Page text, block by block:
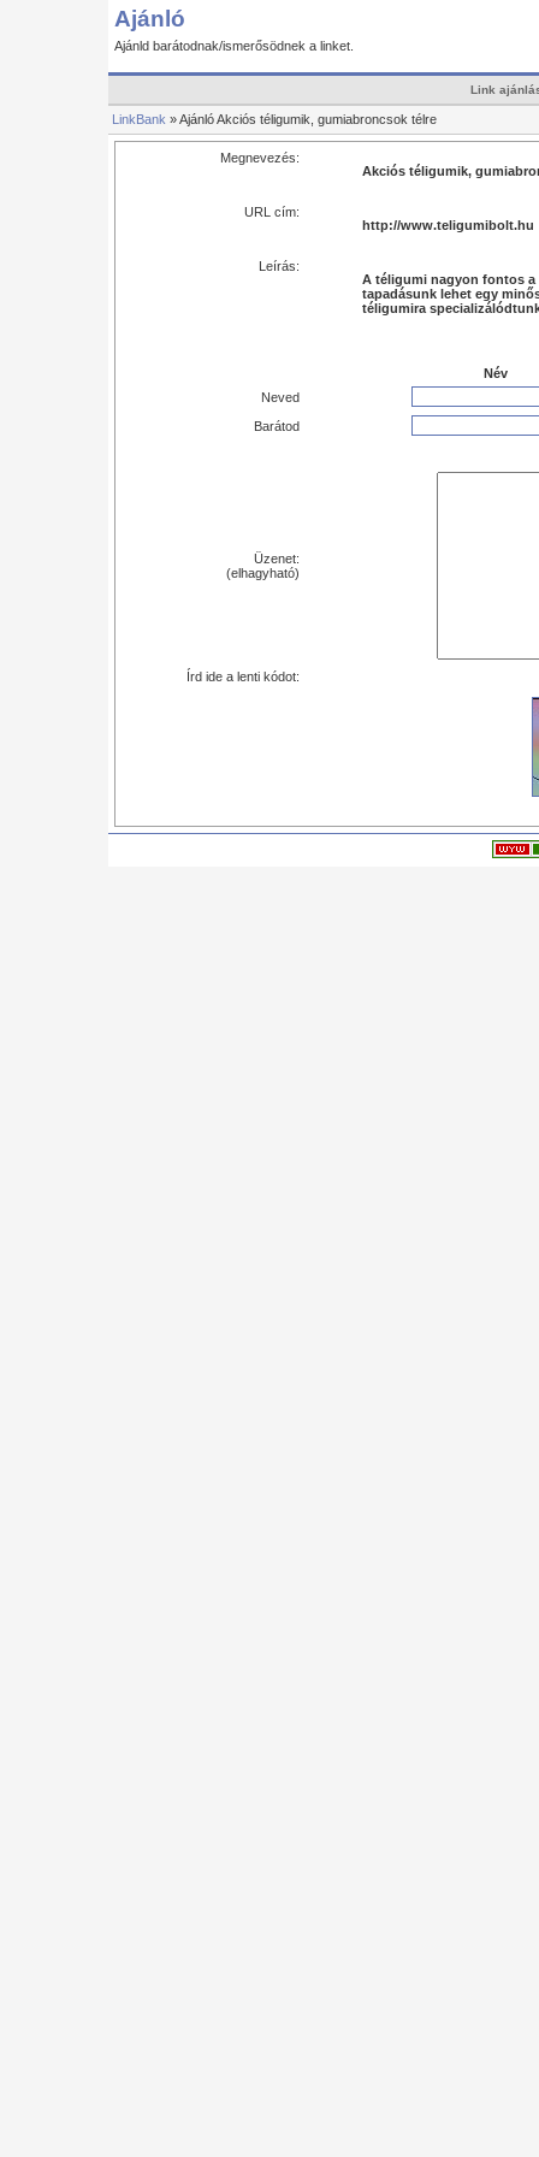
Ajánló
Ajánld barátodnak/ismerősödnek a linket.
Link
LinkBank » Ajánló Akciós téligumik, gumiabroncsok télre
Megnevezés:
Akciós téligumik,
URL cím:
http://www.teligumibolt.hu
Leírás:
A téligumi nagyon fontos a
tapadásunk lehet egy
téligumira
Név
Neved
Barátod
Üzenet:
(elhagyható)
Írd ide a lenti kódot: